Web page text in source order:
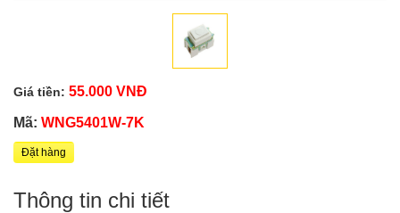
Giá tiền: 55.000 VNĐ
Mã: WNG5401W-7K
Đặt hàng
Thông tin chi tiết